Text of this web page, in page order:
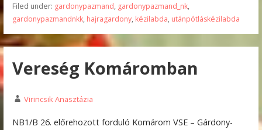
Filed under: gardonypazmand, gardonypazmand_nk,
gardonypazmandnkk, hajragardony, kézilabda, utánpótláskézilabda
Vereség Komáromban
Virincsik Anasztázia
NB1/B 26. előrehozott forduló Komárom VSE – Gárdony-